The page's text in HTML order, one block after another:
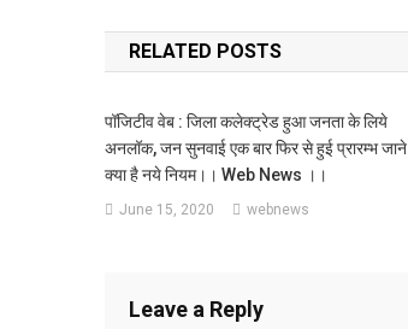
navigation
RELATED POSTS
पॉजिटीव वेब : जिला कलेक्ट्रेड हुआ जनता के लिये
अनलॉक, जन सुनवाई एक बार फिर से हुई प्रारम्भ जाने
क्या है नये नियम।। Web News ।।
June 15, 2020 webnews
Leave a Reply